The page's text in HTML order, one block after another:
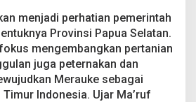
menjadi perhatian pemerintah
Provinsi Papua Selatan.
mengembangkan pertanian
juga peternakan dan
Merauke sebagai
Indonesia. Ujar Ma’ruf